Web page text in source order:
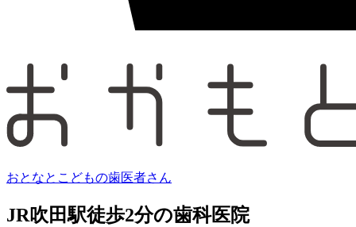
おとなとこどもの歯医者さん
JR吹田駅徒歩2分の歯科医院